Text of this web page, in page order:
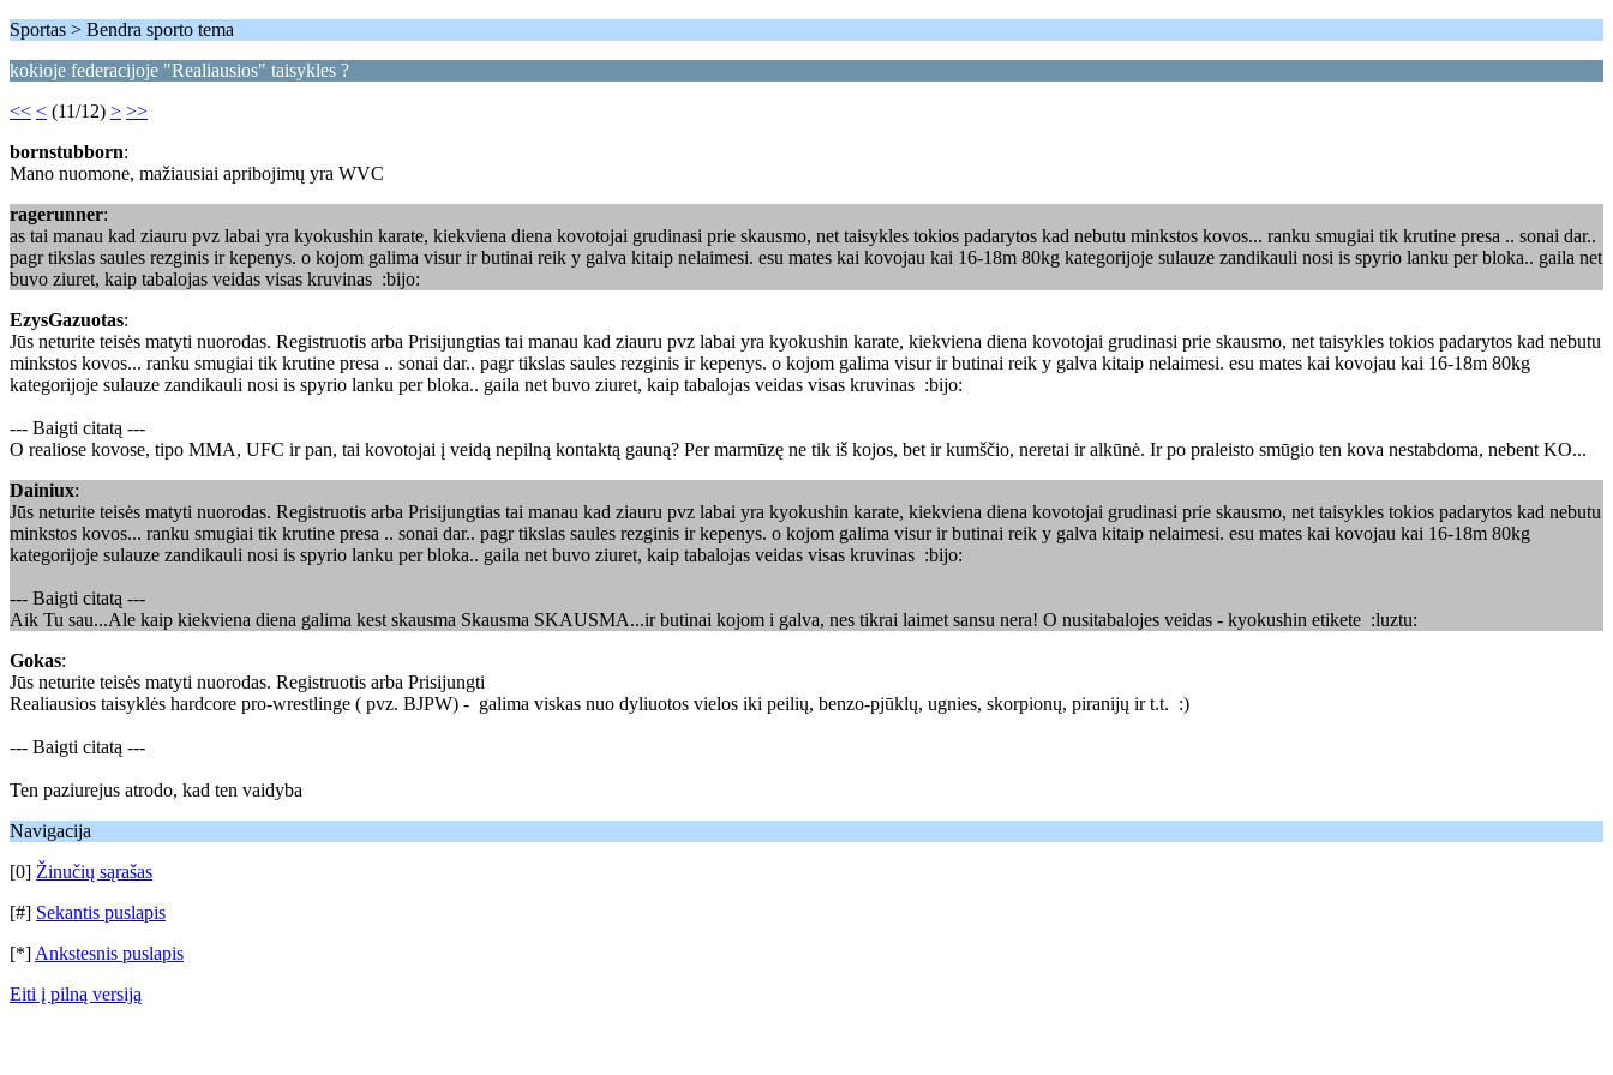
Sportas > Bendra sporto tema
kokioje federacijoje "Realiausios" taisykles ?
<< < (11/12) > >>
bornstubborn:
Mano nuomone, mažiausiai apribojimų yra WVC
ragerunner:
as tai manau kad ziauru pvz labai yra kyokushin karate, kiekviena diena kovotojai grudinasi prie skausmo, net taisykles tokios padarytos kad nebutu minkstos kovos... ranku smugiai tik krutine presa .. sonai dar..
pagr tikslas saules rezginis ir kepenys. o kojom galima visur ir butinai reik y galva kitaip nelaimesi. esu mates kai kovojau kai 16-18m 80kg kategorijoje sulauze zandikauli nosi is spyrio lanku per bloka.. gaila net
buvo ziuret, kaip tabalojas veidas visas kruvinas :bijo:
EzysGazuotas:
Jūs neturite teisės matyti nuorodas. Registruotis arba Prisijungtias tai manau kad ziauru pvz labai yra kyokushin karate, kiekviena diena kovotojai grudinasi prie skausmo, net taisykles tokios padarytos kad nebutu
minkstos kovos... ranku smugiai tik krutine presa .. sonai dar.. pagr tikslas saules rezginis ir kepenys. o kojom galima visur ir butinai reik y galva kitaip nelaimesi. esu mates kai kovojau kai 16-18m 80kg
kategorijoje sulauze zandikauli nosi is spyrio lanku per bloka.. gaila net buvo ziuret, kaip tabalojas veidas visas kruvinas :bijo:
--- Baigti citatą ---
O realiose kovose, tipo MMA, UFC ir pan, tai kovotojai į veidą nepilną kontaktą gauną? Per marmūzę ne tik iš kojos, bet ir kumščio, neretai ir alkūnė. Ir po praleisto smūgio ten kova nestabdoma, nebent KO...
Dainiux:
Jūs neturite teisės matyti nuorodas. Registruotis arba Prisijungtias tai manau kad ziauru pvz labai yra kyokushin karate, kiekviena diena kovotojai grudinasi prie skausmo, net taisykles tokios padarytos kad nebutu
minkstos kovos... ranku smugiai tik krutine presa .. sonai dar.. pagr tikslas saules rezginis ir kepenys. o kojom galima visur ir butinai reik y galva kitaip nelaimesi. esu mates kai kovojau kai 16-18m 80kg
kategorijoje sulauze zandikauli nosi is spyrio lanku per bloka.. gaila net buvo ziuret, kaip tabalojas veidas visas kruvinas :bijo:
--- Baigti citatą ---
Aik Tu sau...Ale kaip kiekviena diena galima kest skausma Skausma SKAUSMA...ir butinai kojom i galva, nes tikrai laimet sansu nera! O nusitabalojes veidas - kyokushin etikete :luztu:
Gokas:
Jūs neturite teisės matyti nuorodas. Registruotis arba Prisijungti
Realiausios taisyklės hardcore pro-wrestlinge ( pvz. BJPW) - galima viskas nuo dyliuotos vielos iki peilių, benzo-pjūklų, ugnies, skorpionų, piranijų ir t.t. :)
--- Baigti citatą ---
Ten paziurejus atrodo, kad ten vaidyba
Navigacija
[0] Žinučių sąrašas
[#] Sekantis puslapis
[*] Ankstesnis puslapis
Eiti į pilną versiją